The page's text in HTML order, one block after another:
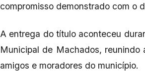
compromisso demonstrado com o
A entrega do título aconteceu
Municipal de Machados, reunindo
amigos e moradores do município.